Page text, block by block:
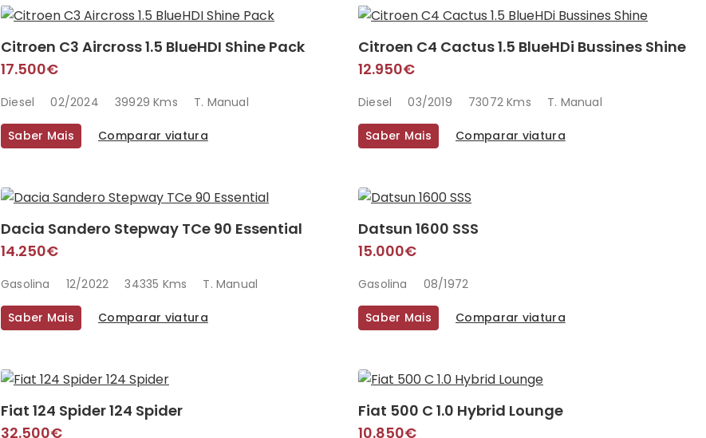
Citroen C3 Aircross 1.5 BlueHDI Shine Pack
17.500€
Diesel 02/2024 39929 Kms T. Manual
Saber Mais Comparar viatura
Citroen C4 Cactus 1.5 BlueHDi Bussines Shine
12.950€
Diesel 03/2019 73072 Kms T. Manual
Saber Mais Comparar viatura
Dacia Sandero Stepway TCe 90 Essential
14.250€
Gasolina 12/2022 34335 Kms T. Manual
Saber Mais Comparar viatura
Datsun 1600 SSS
15.000€
Gasolina 08/1972
Saber Mais Comparar viatura
Fiat 124 Spider 124 Spider
32.500€
Fiat 500 C 1.0 Hybrid Lounge
10.850€